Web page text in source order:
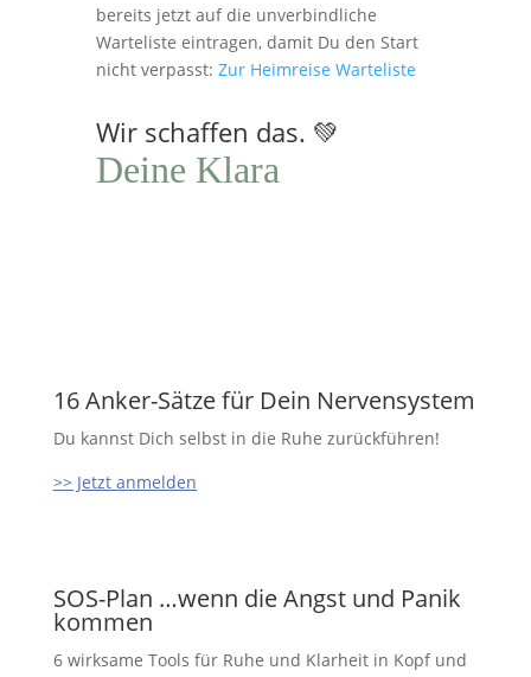
bereits jetzt auf die unverbindliche
Warteliste eintragen, damit Du den Start
nicht verpasst: Zur Heimreise Warteliste
Wir schaffen das. 💚
Deine Klara
16 Anker-Sätze für Dein Nervensystem
Du kannst Dich selbst in die Ruhe zurückführen!
>> Jetzt anmelden
SOS-Plan …wenn die Angst und Panik
kommen
6 wirksame Tools für Ruhe und Klarheit in Kopf und